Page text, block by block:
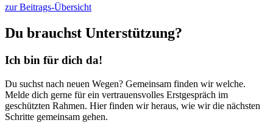
zur Beitrags-Übersicht
Du brauchst Unterstützung?
Ich bin für dich da!
Du suchst nach neuen Wegen? Gemeinsam finden wir welche.
Melde dich gerne für ein vertrauensvolles Erstgespräch im
geschützten Rahmen. Hier finden wir heraus, wie wir die nächsten
Schritte gemeinsam gehen.